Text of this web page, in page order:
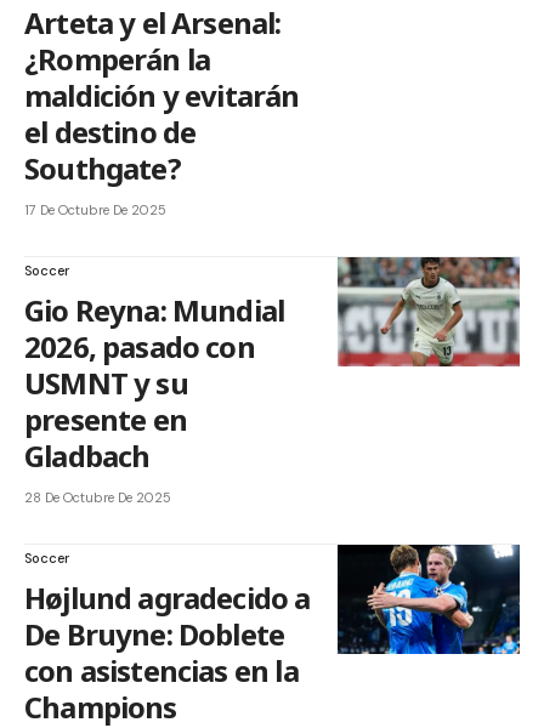
Arteta y el Arsenal:
¿Romperán la
maldición y evitarán
el destino de
Southgate?
17 De Octubre De 2025
Soccer
Gio Reyna: Mundial
2026, pasado con
USMNT y su
presente en
Gladbach
28 De Octubre De 2025
Soccer
Højlund agradecido a
De Bruyne: Doblete
con asistencias en la
Champions